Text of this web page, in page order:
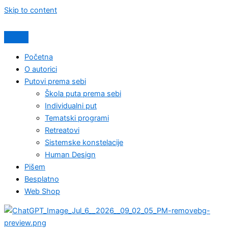
Skip to content
Početna
O autorici
Putovi prema sebi
Škola puta prema sebi
Individualni put
Tematski programi
Retreatovi
Sistemske konstelacije
Human Design
Pišem
Besplatno
Web Shop